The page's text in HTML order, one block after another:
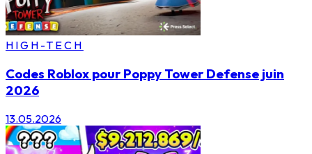
HIGH-TECH
Codes Roblox pour Poppy Tower Defense juin
2026
13.05.2026